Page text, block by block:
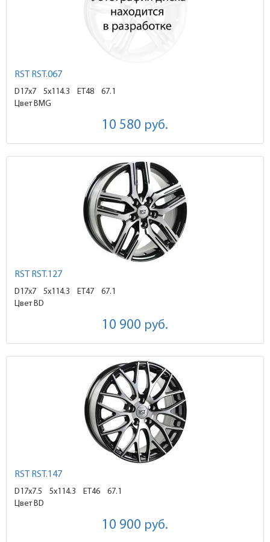
RST RST.067
D17x7 5x114.3 ET48
67.1
Цвет BMG
10 580 руб.
RST RST.127
D17x7 5x114.3 ET47
67.1
Цвет BD
10 900 руб.
RST RST.147
D17x7.5 5x114.3 ET46
67.1
Цвет BD
10 900 руб.